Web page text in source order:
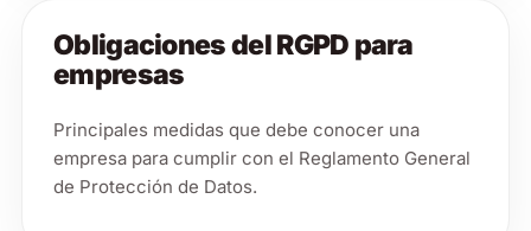
Obligaciones del RGPD para
empresas
Principales medidas que debe conocer una
empresa para cumplir con el Reglamento General
de Protección de Datos.